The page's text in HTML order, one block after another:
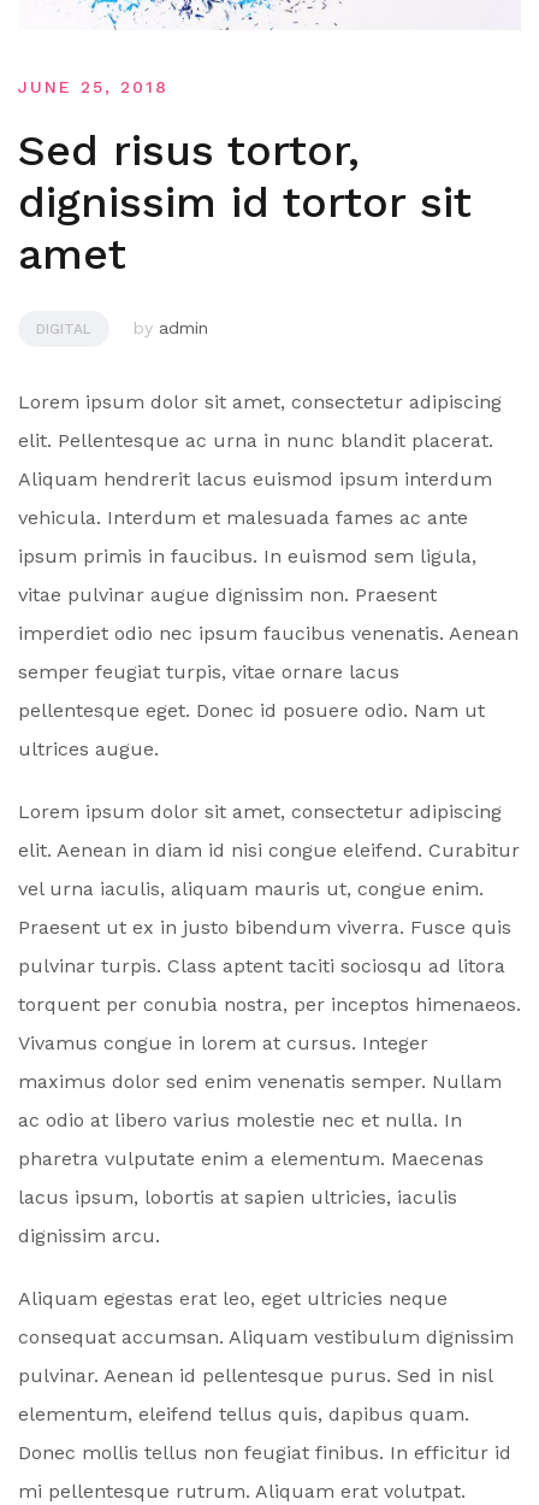
JUNE 25, 2018
Sed risus tortor,
dignissim id tortor sit
amet
DIGITAL by admin
Lorem ipsum dolor sit amet, consectetur adipiscing
elit. Pellentesque ac urna in nunc blandit placerat.
Aliquam hendrerit lacus euismod ipsum interdum
vehicula. Interdum et malesuada fames ac ante
ipsum primis in faucibus. In euismod sem ligula,
vitae pulvinar augue dignissim non. Praesent
imperdiet odio nec ipsum faucibus venenatis. Aenean
semper feugiat turpis, vitae ornare lacus
pellentesque eget. Donec id posuere odio. Nam ut
ultrices augue.
Lorem ipsum dolor sit amet, consectetur adipiscing
elit. Aenean in diam id nisi congue eleifend. Curabitur
vel urna iaculis, aliquam mauris ut, congue enim.
Praesent ut ex in justo bibendum viverra. Fusce quis
pulvinar turpis. Class aptent taciti sociosqu ad litora
torquent per conubia nostra, per inceptos himenaeos.
Vivamus congue in lorem at cursus. Integer
maximus dolor sed enim venenatis semper. Nullam
ac odio at libero varius molestie nec et nulla. In
pharetra vulputate enim a elementum. Maecenas
lacus ipsum, lobortis at sapien ultricies, iaculis
dignissim arcu.
Aliquam egestas erat leo, eget ultricies neque
consequat accumsan. Aliquam vestibulum dignissim
pulvinar. Aenean id pellentesque purus. Sed in nisl
elementum, eleifend tellus quis, dapibus quam.
Donec mollis tellus non feugiat finibus. In efficitur id
mi pellentesque rutrum. Aliquam erat volutpat.